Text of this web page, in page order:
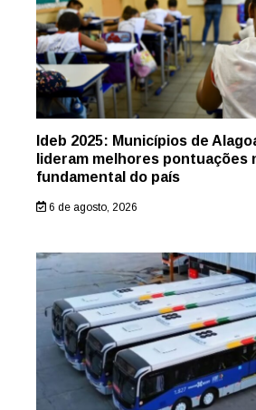
Ideb 2025: Municípios de
lideram melhores pontuações
fundamental do país
6 de agosto, 2026